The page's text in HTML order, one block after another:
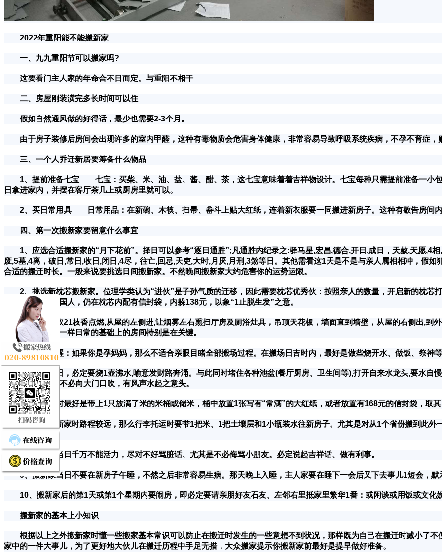
2022年重阳能不能搬新家
一、九九重阳节可以搬家吗?
这要看门主人家的年命合不日而定。与重阳不相干
二、房屋刚装潢完多长时间可以住
假如自然通风做的好得话，最少也需要2-3个月。
由于房子装修后房间会出现许多的室内甲醛，这种有毒物质会危害身体健康，非常容易导致呼吸系统疾病，不孕不育症，
三、一个人乔迁新居要筹备什么物品
1、提前准备七宝 七宝：买柴、米、油、盐、酱、醋、茶，这七宝意味着着吉祥物设计。七宝每种只需提前准备一小包
日拿进家内，并摆在客厅茶几上或厨房里就可以。
2、买日常用具 日常用品：在新碗、木筷、扫帚、畚斗上贴大红纸，连着新衣服要一同搬进新房子。这种有敬告房间内
四、第一次搬新家要留意什么事宜
1、应选合适搬新家的“月下花前”。择日可以参考“逐日通胜”;凡通胜内纪录之:驿马星,宏昌,德合,开日,成日，天赦,天愿,4
废,5墓,4离，破日,常日,收日,闭日,4尽，往亡,回忌,天吏,大时,月厌,月刑,3煞等日。其他需看这1天是不是与亲人属相相冲，假
合适的搬迁时长。一般来说要挑选日间搬新家。不然晚间搬新家大约危害你的运势运限。
2、挑选新枕芯搬新家。位理学类认为“进伙”是子孙气质的迁移，因此需要枕芯优秀伙：按照亲人的数量，开启新的枕芯
马来西亚等地中国人，仍在枕芯内配有信封袋，内躲138元，以象“1止脱生发”之意。
3、进住时取21枝香点燃,从屋的左侧进,让烟雾左右熏扫厅房及厕浴灶具，吊顶天花板，墙面直到墙壁，从屋的右侧出,到
这些盖在风水学一样日常的基础上的房间特别是在关键。
4、希奇提醒：如果你是孕妈妈，那么不适合亲眼目睹全部搬场过程。在搬场日吉时内，最好是做些烧开水、做饭、祭神等
5、进住当日，必定要烧1壶沸水,喻意发财路奔涌。与此同时堵住各种池盆(餐厅厨房、卫生间等),打开自来水龙头,要水自
机,4围吹风机,但不必向大门口吹，有风声水起之意头。
6、搬新家时最好是带上1只放满了米的米桶或储米，桶中放置1张写有“常满”的大红纸，或者放置有168元的信封袋，取其
7、假如搬新家时路程较远，那么行李托运时要带1把米、1把土壤层和1小瓶装水往新房子。尤其是对从1个省份搬到此外
和思念故乡。
8、搬新家当日千万不能活力，尽对不好骂脏话、尤其是不必侮骂小朋友。必定说起吉祥话、做有利事。
9、搬新家当日不要在新房子午睡，不然之后非常容易生病。那天晚上入睡，主人家要在睡下一会后又下去事儿1短会，默
10、搬新家后的第1天或第1个星期内要闹房，即必定要请亲朋好友石友、左邻右里抵家里繁华1番：或闲谈或用饭或文化
搬新家的基本上小知识
根据以上之外搬新家时懂一些搬家基本常识可以防止在搬迁时发生的一些意想不到状况，那样既为自己在搬迁时减小了不
家中的一件大事儿，为了更好地大伙儿在搬迁历程中手足无措，大众搬家提示你搬新家前最好是提早做好准备。